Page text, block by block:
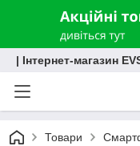
| Інтернет-магазин
Товари